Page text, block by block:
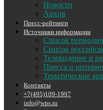
Новости
Архив
Пресс-рейтинги
Источники информации
Список
Список
Телевидение и
Пресса и
Тематические
Контакты
+7(495)109-1997
info@wps.ru